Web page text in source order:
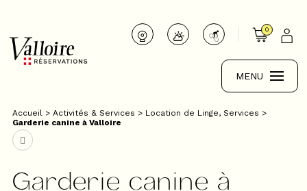
0
MENU
Accueil > Activités & Services > Location de Linge, Services >
Garderie canine à Valloire
Garderie canine à